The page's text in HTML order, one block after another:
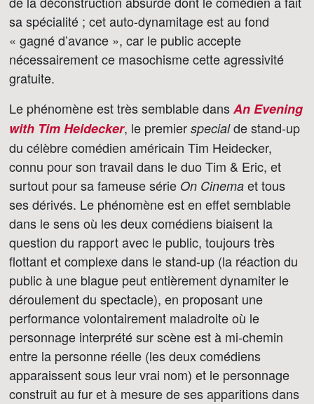
sa spécialité ; cet auto-dynamitage est au fond
« gagné d’avance », car le public accepte
nécessairement ce masochisme cette agressivité
gratuite.
Le phénomène est très semblable dansAn Evening
with Tim Heidecker, le premier specialde stand-up
du célèbre comédien américain Tim Heidecker,
connu pour son travail dans le duo Tim & Eric, et
surtout pour sa fameuse série On Cinema et tous
ses dérivés. Le phénomène est en effet semblable
dans le sens où les deux comédiens biaisent la
question du rapport avec le public, toujours très
flottant et complexe dans le stand-up (la réaction du
public à une blague peut entièrement dynamiter le
déroulement du spectacle), en proposant une
performance volontairement maladroite où le
personnage interprété sur scène est à mi-chemin
entre la personne réelle (les deux comédiens
apparaissent sous leur vrai nom) et le personnage
construit au fur et à mesure de ses apparitions dans